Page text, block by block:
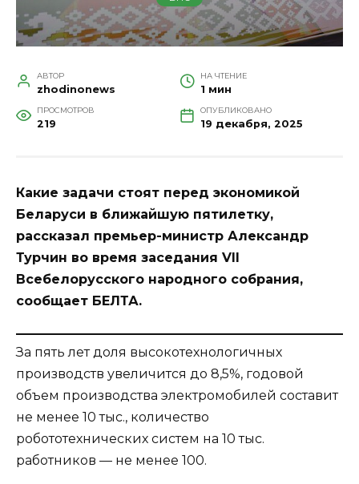
АВТОР
zhodinonews
НА ЧТЕНИЕ
1 мин
ПРОСМОТРОВ
219
ОПУБЛИКОВАНО
19 декабря, 2025
Какие задачи стоят перед экономикой
Беларуси в ближайшую пятилетку,
рассказал премьер-министр Александр
Турчин во время заседания VII
Всебелорусского народного собрания,
сообщает БЕЛТА.
За пять лет доля высокотехнологичных
производств увеличится до 8,5%, годовой
объем производства электромобилей составит
не менее 10 тыс., количество
робототехнических систем на 10 тыс.
работников — не менее 100.